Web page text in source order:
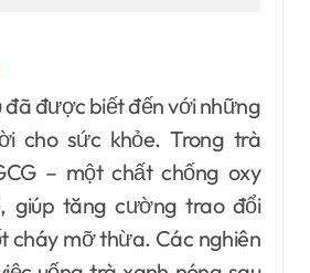
đã được biết đến với những
cho sức khỏe. Trong trà
– một chất chống oxy
giúp tăng cường trao đổi
cháy mỡ thừa. Các nghiên